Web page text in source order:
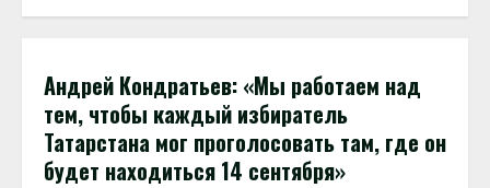
Андрей Кондратьев: «Мы работаем над
тем, чтобы каждый избиратель
Татарстана мог проголосовать там, где он
будет находиться 14 сентября»